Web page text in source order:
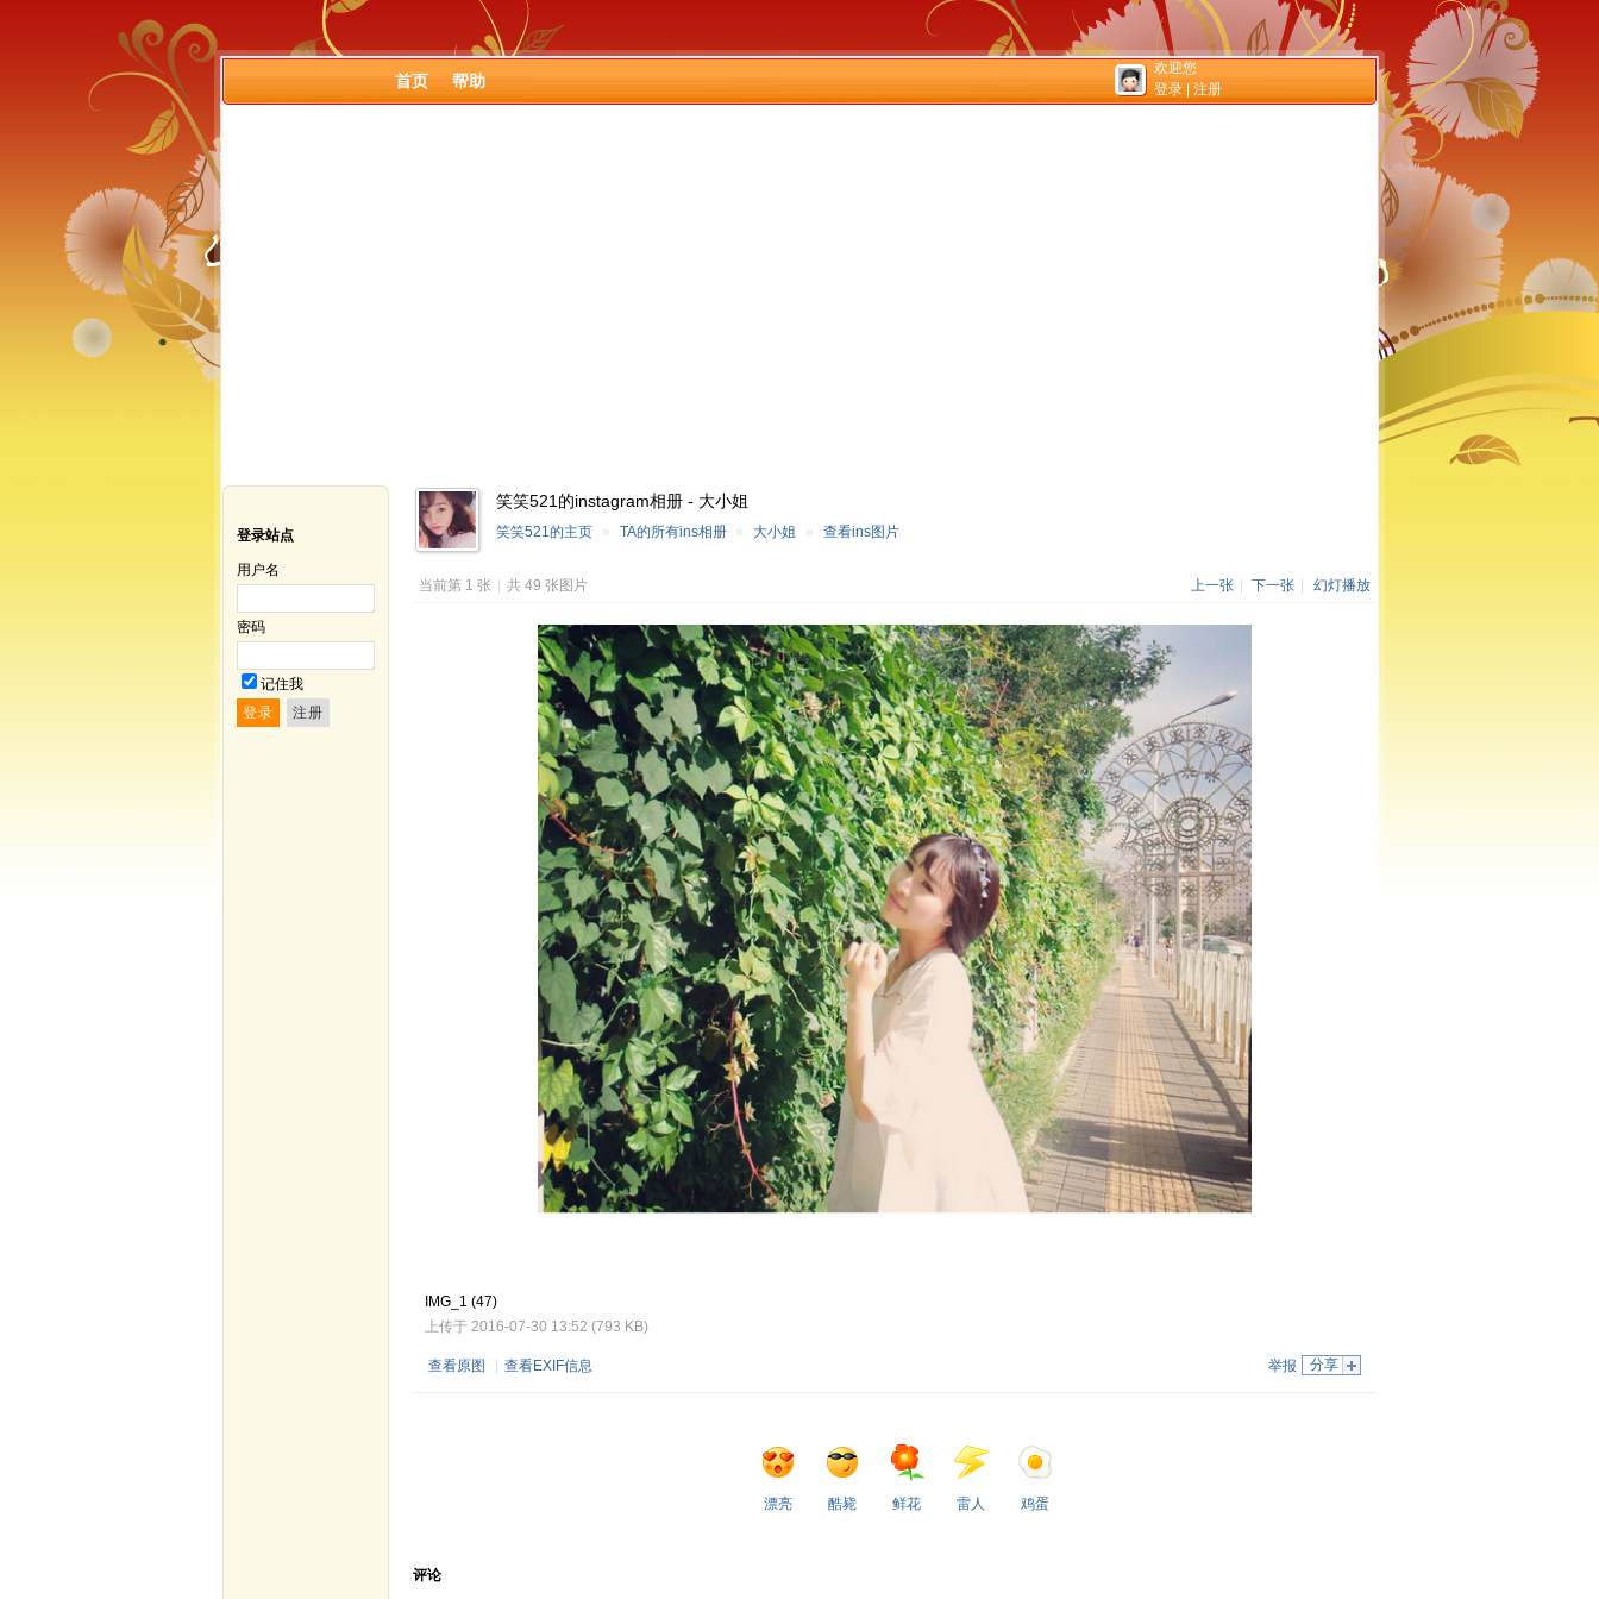
首页 帮助
欢迎您
登录
注册
登录站点
用户名
密码
记住我
笑笑521的instagram相册 - 大小姐
笑笑521的主页 » TA的所有ins相册 » 大小姐 » 查看ins图片
上一张 下一张 幻灯播放
当前第 1 张 共 49 张图片
IMG_1 (47)
上传于 2016-07-30 13:52 (793 KB)
查看原图 查看EXIF信息 分享
举报
漂亮 酷毙 鲜花 雷人 鸡蛋
评论